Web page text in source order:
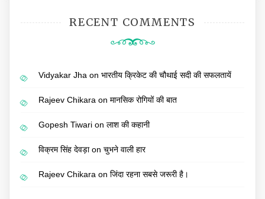
RECENT COMMENTS
Vidyakar Jha on भारतीय क्रिकेट की चौथाई सदी की सफलतायें
Rajeev Chikara on मानसिक रोगियों की बात
Gopesh Tiwari on लाश की कहानी
विक्रम सिंह देवड़ाon चुभने वाली हार
Rajeev Chikara on जिंदा रहना सबसे जरूरी है।